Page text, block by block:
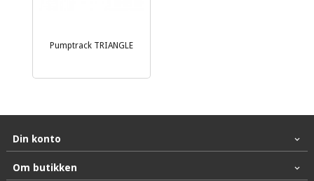
Pumptrack TRIANGLE
Din konto
Om butikken